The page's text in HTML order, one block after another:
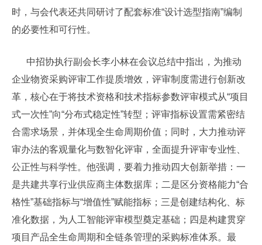
时，与会代表还共同研讨了配套标准“设计选型指南”编制
的必要性和可行性。
中招协执行副会长李小林在会议总结中指出，为推动
企业物资采购评审工作提质增效，评审制度需进行创新改
革，核心在于将技术资格和技术指标参数评审模式从“项目
式一次性”向“分布式稳定性”转型；评审指标设置需紧密结
合需求场景，并体现全生命周期价值；同时，大力推动评
审办法的客观量化与数智化评审，全面提升评审专业性、
公正性与科学性。他强调，要着力推动四大创新举措：一
是共建共享行业供应商主体数据库；二是区分资格能力“合
格性”基础指标与“增值性”赋能指标；三是创建结构化、标
准化数据，为人工智能评审模型奠定基础；四是构建贯穿
项目产品全生命周期和全链条管理的采购标准体系。最